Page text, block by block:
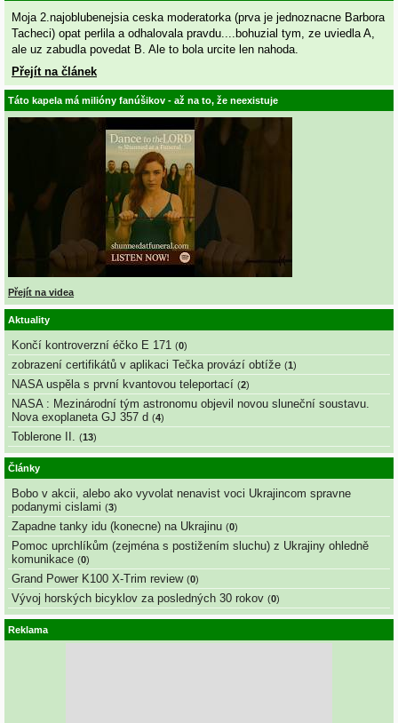
Moja 2.najoblubenejsia ceska moderatorka (prva je jednoznacne Barbora
Tacheci) opat perlila a odhalovala pravdu....bohuzial tym, ze uviedla A,
ale uz zabudla povedat B. Ale to bola urcite len nahoda.
Přejít na článek
Táto kapela má milióny fanúšikov - až na to, že neexistuje
Přejít na videa
Aktuality
Končí kontroverzní éčko E 171 (0)
zobrazení certifikátů v aplikaci Tečka provází obtíže (1 )
NASA uspěla s první kvantovou teleportací (2)
NASA : Mezinárodní tým astronomu objevil novou sluneční soustavu.
Nova exoplaneta GJ 357 d (4)
Toblerone II. (13)
Články
Bobo v akcii, alebo ako vyvolat nenavist voci Ukrajincom spravne
podanymi cislami (3)
Zapadne tanky idu (konecne) na Ukrajinu (0)
Pomoc uprchlíkům (zejména s postižením sluchu) z Ukrajiny ohledně
komunikace (0)
Grand Power K100 X-Trim review (0)
Vývoj horských bicyklov za posledných 30 rokov (0)
Reklama